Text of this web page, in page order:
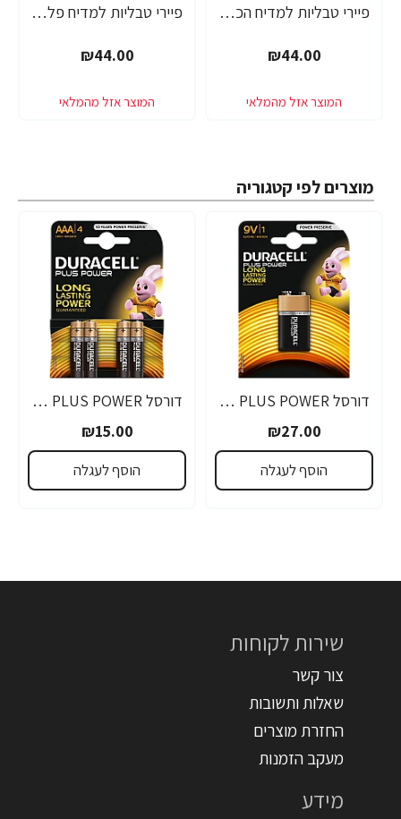
פיירי טבליות למדיח הכל באחד 48 יחידות - מבית FAIRY
₪44.00
פיירי טבליות למדיח פלטינום הכל באחד 37 יחידות - מבית FAIRY
₪44.00
מוצרים לפי קטגוריה
דורסל PLUS POWER סוללות 9V אריזת 1 יחידות - מבית Duracell
₪27.00
הוסף לעגלה
דורסל PLUS POWER סוללות AAA אריזת 4 יחידות - מבית Duracell
₪15.00
הוסף לעגלה
שירות לקוחות
צור קשר
שאלות ותשובות
החזרת מוצרים
מעקב הזמנות
מידע